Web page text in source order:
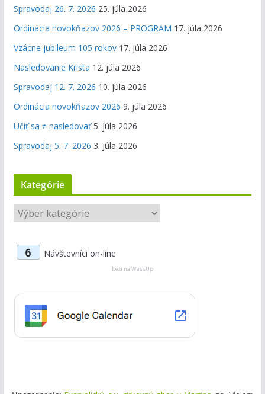
Spravodaj 26. 7. 2026 25. júla 2026
Ordinácia novokňazov 2026 – PROGRAM 17. júla 2026
Vzácne jubileum 105 rokov 17. júla 2026
Nasledovanie Krista 12. júla 2026
Spravodaj 12. 7. 2026 10. júla 2026
Ordinácia novokňazov 2026 9. júla 2026
Učiť sa ≠ nasledovať 5. júla 2026
Spravodaj 5. 7. 2026 3. júla 2026
Kategórie
K
a
r
6 Návštevníci on-line
beží na WassUp